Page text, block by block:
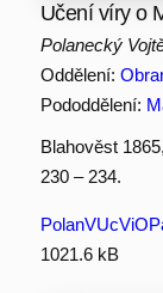
Učení víry o
Polanecký
Oddělení:
Pododdělení:
Blahověst
230 – 234.
1021.6 kB